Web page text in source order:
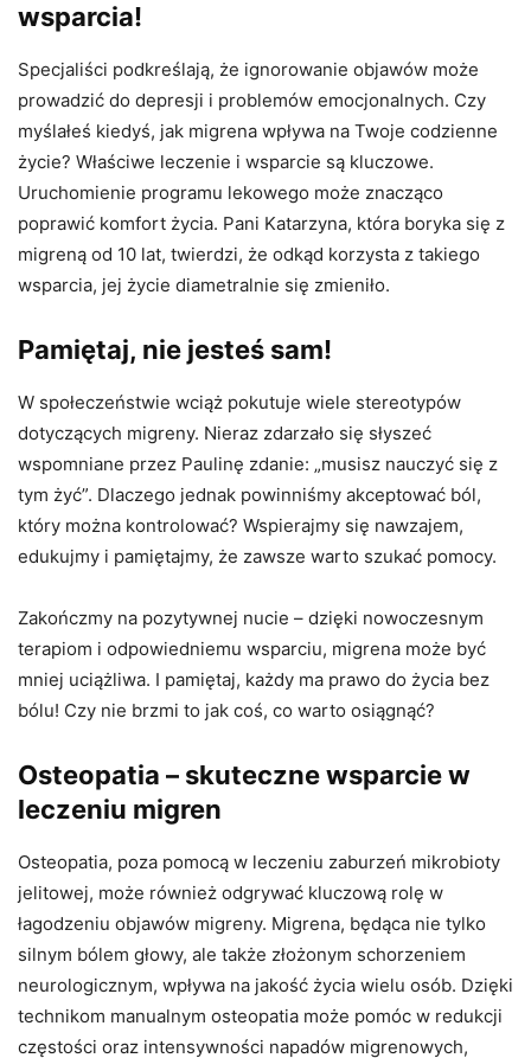
wsparcia!
Specjaliści podkreślają, że ignorowanie objawów może
prowadzić do depresji i problemów emocjonalnych. Czy
myślałeś kiedyś, jak migrena wpływa na Twoje codzienne
życie? Właściwe leczenie i wsparcie są kluczowe.
Uruchomienie programu lekowego może znacząco
poprawić komfort życia. Pani Katarzyna, która boryka się z
migreną od 10 lat, twierdzi, że odkąd korzysta z takiego
wsparcia, jej życie diametralnie się zmieniło.
Pamiętaj, nie jesteś sam!
W społeczeństwie wciąż pokutuje wiele stereotypów
dotyczących migreny. Nieraz zdarzało się słyszeć
wspomniane przez Paulinę zdanie: „musisz nauczyć się z
tym żyć”. Dlaczego jednak powinniśmy akceptować ból,
który można kontrolować? Wspierajmy się nawzajem,
edukujmy i pamiętajmy, że zawsze warto szukać pomocy.
Zakończmy na pozytywnej nucie – dzięki nowoczesnym
terapiom i odpowiedniemu wsparciu, migrena może być
mniej uciążliwa. I pamiętaj, każdy ma prawo do życia bez
bólu! Czy nie brzmi to jak coś, co warto osiągnąć?
Osteopatia – skuteczne wsparcie w
leczeniu migren
Osteopatia, poza pomocą w leczeniu zaburzeń mikrobioty
jelitowej, może również odgrywać kluczową rolę w
łagodzeniu objawów migreny. Migrena, będąca nie tylko
silnym bólem głowy, ale także złożonym schorzeniem
neurologicznym, wpływa na jakość życia wielu osób. Dzięki
technikom manualnym osteopatia może pomóc w redukcji
częstości oraz intensywności napadów migrenowych,